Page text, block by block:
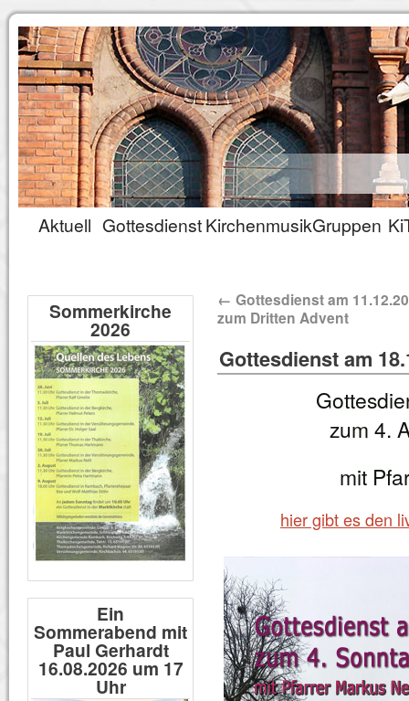
Aktuell GottesdienstKirchenmusikGruppen
← Gottesdienst am
zum Dritten Advent
Gottesdienst am
zum 4.
mit
hier gibt es den
Sommerkirche
2026
Ein
Sommerabend mit
Paul Gerhardt
16.08.2026 um 17
Uhr